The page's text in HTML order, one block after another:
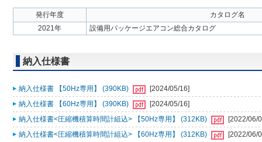
発行年度
カタログ名
2021年
設備用パッケージエアコン総合カタログ
納入仕様書
納入仕様書 【50Hz専用】 (390KB)
[2024/05/16]
納入仕様書 【60Hz専用】 (390KB)
[2024/05/16]
納入仕様書<圧縮機積算時間計組込> 【50Hz専用】 (312KB)
[2022/06/
納入仕様書<圧縮機積算時間計組込> 【60Hz専用】 (312KB)
[2022/06/